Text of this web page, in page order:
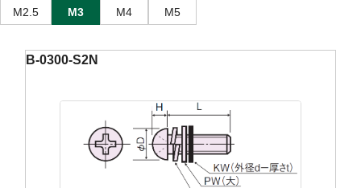
M2.5 M3 M4 M5
B-0300-S2N